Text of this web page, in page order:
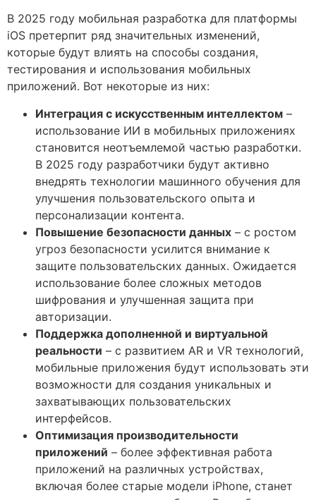
В 2025 году мобильная разработка для платформы
iOS претерпит ряд значительных изменений,
которые будут влиять на способы создания,
тестирования и использования мобильных
приложений. Вот некоторые из них:
Интеграция с искусственным интеллектом –
использование ИИ в мобильных приложениях
становится неотъемлемой частью разработки.
В 2025 году разработчики будут активно
внедрять технологии машинного обучения для
улучшения пользовательского опыта и
персонализации контента.
Повышение безопасности данных – с ростом
угроз безопасности усилится внимание к
защите пользовательских данных. Ожидается
использование более сложных методов
шифрования и улучшенная защита при
авторизации.
Поддержка дополненной и виртуальной
реальности – с развитием AR и VR технологий,
мобильные приложения будут использовать эти
возможности для создания уникальных и
захватывающих пользовательских
интерфейсов.
Оптимизация производительности
приложений – более эффективная работа
приложений на различных устройствах,
включая более старые модели iPhone, станет